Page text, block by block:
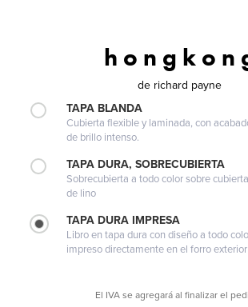
h o n g k o n
de richard payne
TAPA BLANDA
Cubierta flexible y laminada, con
de brillo intenso.
TAPA DURA, SOBRECUBIERTA
Sobrecubierta a todo color sobre cubierta
de lino
TAPA DURA IMPRESA
Libro en tapa dura con diseño a todo
impreso directamente en el forro exterior
El IVA se agregará al finalizar el